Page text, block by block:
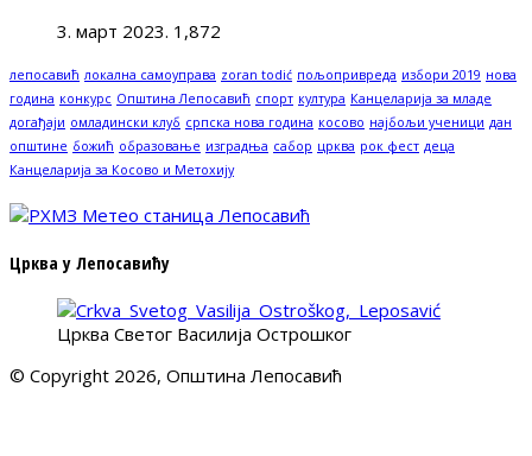
3. март 2023. 1,872
лепосавић локална самоуправа zoran todić пољопривреда избори 2019 нова
година конкурс Општина Лепосавић спорт култура Канцеларија за младе
догађаји омладински клуб српска нова година косово најбољи ученици дан
општине божић образовање изградња сабор црква рок фест деца
Канцеларија за Косово и Метохију
Црква у Лепосавићу
Црква Светог Василија Острошког
© Copyright 2026, Општина Лепосавић